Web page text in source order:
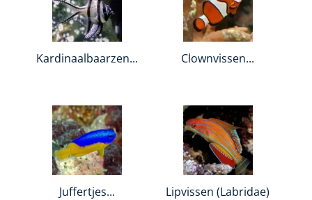
Kardinaalbaarzen... Clownvissen...
Juffertjes... Lipvissen (Labridae)